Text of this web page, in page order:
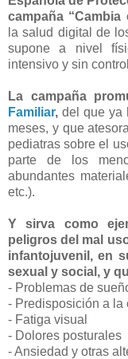
campaña “Cambia
la salud digital de
supone a nivel
intensivo y sin
La campaña
Familiar, del que ya
meses, y que
pediatras sobre el
parte de los
abundantes
etc.).
Y sirva como
peligros del mal
infantojuvenil, en
sexual y social, y
- Problemas de
- Predisposición a la
- Fatiga visual
- Dolores posturales
- Ansiedad y otras